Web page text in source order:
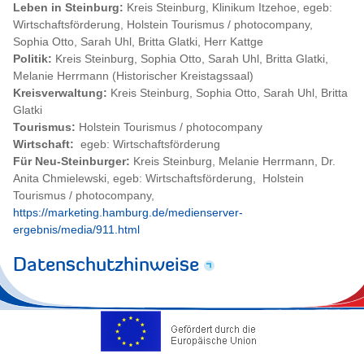
Leben in Steinburg: Kreis Steinburg, Klinikum Itzehoe, egeb:
Wirtschaftsförderung, Holstein Tourismus / photocompany,
Sophia Otto, Sarah Uhl, Britta Glatki, Herr Kattge
Politik: Kreis Steinburg, Sophia Otto, Sarah Uhl, Britta Glatki,
Melanie Herrmann (Historischer Kreistagssaal)
Kreisverwaltung: Kreis Steinburg, Sophia Otto, Sarah Uhl, Britta
Glatki
Tourismus: Holstein Tourismus / photocompany
Wirtschaft: egeb: Wirtschaftsförderung
Für Neu-Steinburger: Kreis Steinburg, Melanie Herrmann, Dr.
Anita Chmielewski, egeb: Wirtschaftsförderung, Holstein
Tourismus / photocompany,
https://marketing.hamburg.de/medienserver-
ergebnis/media/911.html
Datenschutzhinweise